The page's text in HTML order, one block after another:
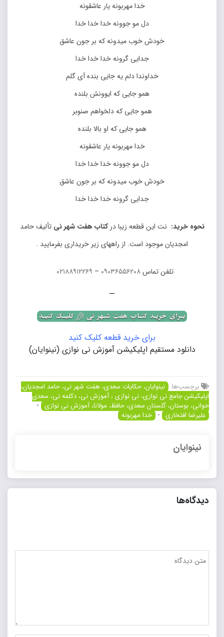
خدا مهربونه یار عاشقونه
دل مو جوونه خدا خدا خدا
خودش خوب میدونه که بر جون عاشق
جدایی گرونه خدا خدا خدا
خداوندا دلم یه جایی بنده آی گلم
همو جایی که ایوونش بلنده
همو جایی که دلخواهم صنوبر
همو جایی که او بالا بلنده
خدا مهربونه یار عاشقونه
دل مو جوونه خدا خدا خدا
خودش خوب میدونه که بر جون عاشق
جدایی گرونه خدا خدا خدا
نحوه خرید: نت این قطعه زیبا درکتاب هفت شهر نی تألیف حامد
امجدیان موجود است. از راههای زیر خریداری بفرمایید .
تلفن تماس۰۹۰۳۶۵۵۶۲۰۸ – ۰۲۱۸۸۹۱۲۲۶۹
—
برای خرید قطعه کلیک کنید
دانلود مستقیم اپلیکیشن آموزش نی نوازی (نینوایان)
برچسب‌ها: نینوایان، حکایات سعدی، هفت شهر نی، حامد امجدیان،
اپلیکیشن جامع نی نوازی، نی نوازی ، آموزش نی، دکلمه نی، سعدی
خوانی، بوستان، گلستان سعدی، حافظ، مولانا، آموزش نی نوازی •
علیرضا افتخاری • خدا مهربونه
نینوایان
دیدگاه‌ها